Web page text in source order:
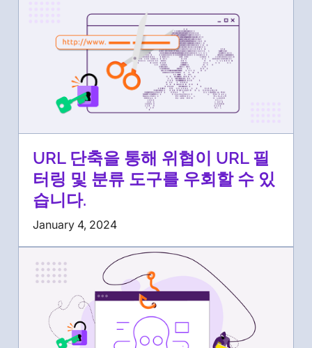
URL 단축을 통해 위협이 URL 필
터링 및 분류 도구를 우회할 수 있
습니다.
January 4, 2024